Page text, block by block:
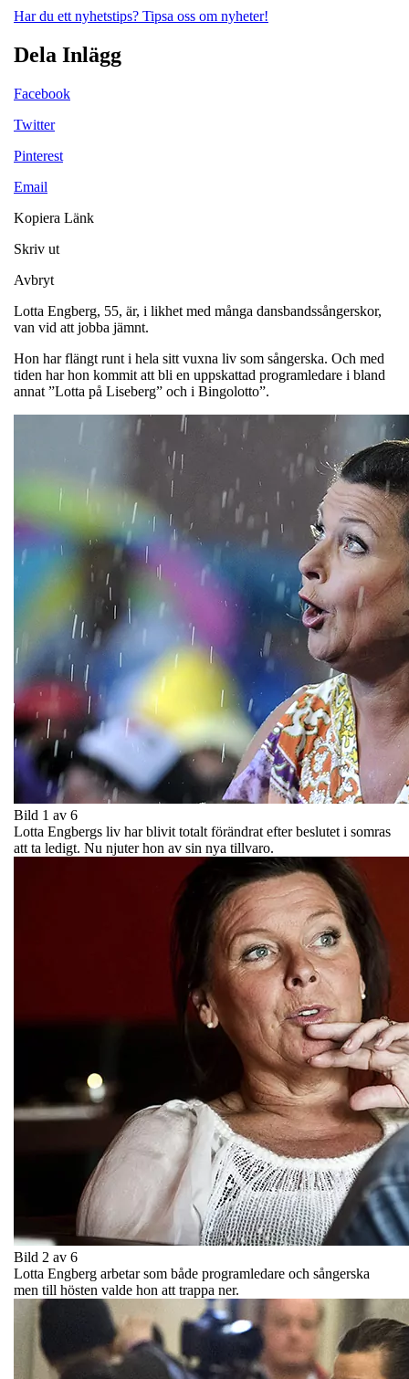
Har du ett nyhetstips? Tipsa oss om nyheter!
Dela Inlägg
Facebook
Twitter
Pinterest
Email
Kopiera Länk
Skriv ut
Avbryt
Lotta Engberg, 55, är, i likhet med många dansbandssångerskor,
van vid att jobba jämnt.
Hon har flängt runt i hela sitt vuxna liv som sångerska. Och med
tiden har hon kommit att bli en uppskattad programledare i bland
annat ”Lotta på Liseberg” och i Bingolotto”.
Bild 1 av 6
Lotta Engbergs liv har blivit totalt förändrat efter beslutet i somras
att ta ledigt. Nu njuter hon av sin nya tillvaro.
Bild 2 av 6
Lotta Engberg arbetar som både programledare och sångerska
men till hösten valde hon att trappa ner.